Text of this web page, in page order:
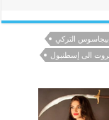
التركي
الى إسطنبول